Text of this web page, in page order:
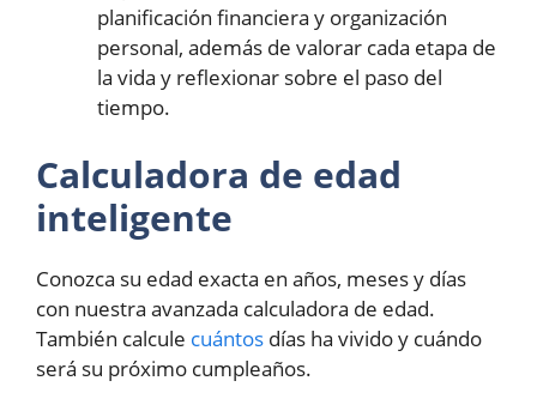
planificación financiera y organización
personal, además de valorar cada etapa de
la vida y reflexionar sobre el paso del
tiempo.
Calculadora de edad
inteligente
Conozca su edad exacta en años, meses y días
con nuestra avanzada calculadora de edad.
También calcule cuántos días ha vivido y cuándo
será su próximo cumpleaños.